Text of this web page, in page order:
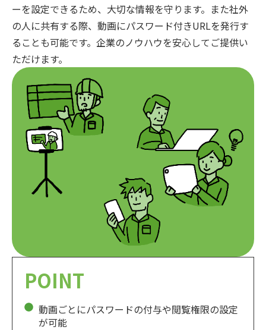
ーを設定できるため、大切な情報を守ります。また社外
の人に共有する際、動画にパスワード付きURLを発行す
ることも可能です。企業のノウハウを安心してご提供い
ただけます。
POINT
動画ごとにパスワードの付与や閲覧権限の設定
が可能